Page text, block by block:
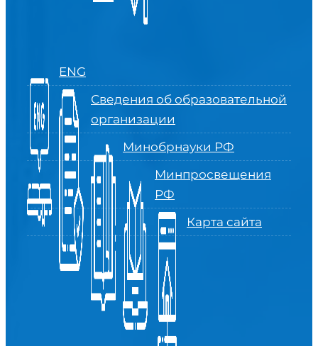
ENG
Сведения об образовательной
организации
Минобрнауки РФ
Минпросвещения
РФ
Карта сайта